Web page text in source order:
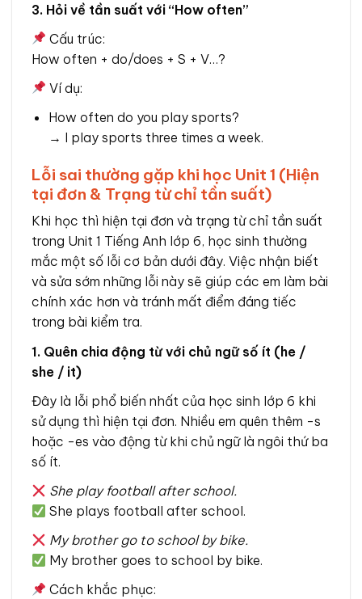
3. Hỏi về tần suất với “How often”
Cấu trúc:
How often + do/does + S + V…?
Ví dụ:
How often do you play sports?
→ I play sports three times a week.
Lỗi sai thường gặp khi học Unit 1 (Hiện
tại đơn & Trạng từ chỉ tần suất)
Khi học thì hiện tại đơn và trạng từ chỉ tần suất
trong Unit 1 Tiếng Anh lớp 6, học sinh thường
mắc một số lỗi cơ bản dưới đây. Việc nhận biết
và sửa sớm những lỗi này sẽ giúp các em làm bài
chính xác hơn và tránh mất điểm đáng tiếc
trong bài kiểm tra.
1. Quên chia động từ với chủ ngữ số ít (he /
she / it)
Đây là lỗi phổ biến nhất của học sinh lớp 6 khi
sử dụng thì hiện tại đơn. Nhiều em quên thêm -s
hoặc -es vào động từ khi chủ ngữ là ngôi thứ ba
số ít.
She play football after school.
She plays football after school.
My brother go to school by bike.
My brother goes to school by bike.
Cách khắc phục: